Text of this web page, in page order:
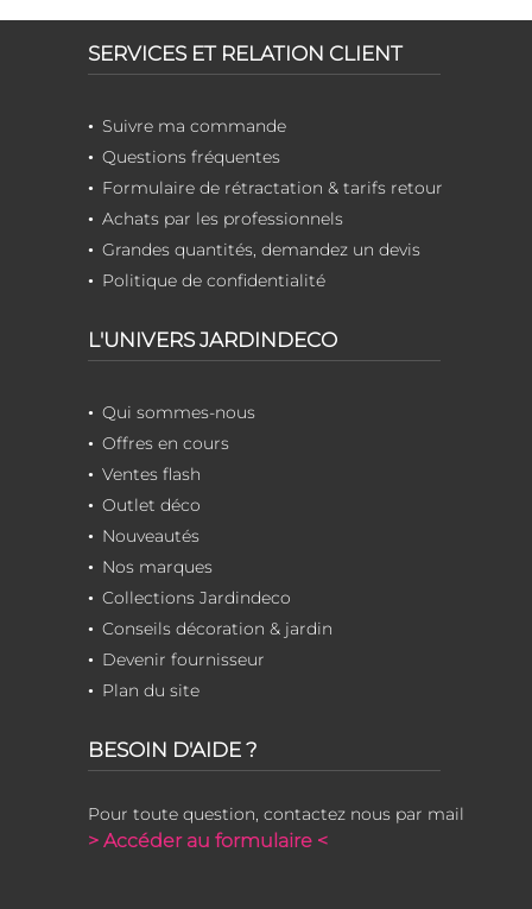
SERVICES ET RELATION CLIENT
Suivre ma commande
Questions fréquentes
Formulaire de rétractation & tarifs retour
Achats par les professionnels
Grandes quantités, demandez un devis
Politique de confidentialité
L'UNIVERS JARDINDECO
Qui sommes-nous
Offres en cours
Ventes flash
Outlet déco
Nouveautés
Nos marques
Collections Jardindeco
Conseils décoration & jardin
Devenir fournisseur
Plan du site
BESOIN D'AIDE ?
Pour toute question, contactez nous par mail
> Accéder au formulaire <